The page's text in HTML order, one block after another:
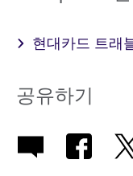
현대카드 트래
공유하기